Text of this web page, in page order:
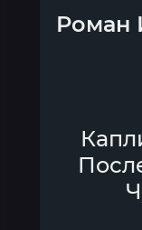
Роман